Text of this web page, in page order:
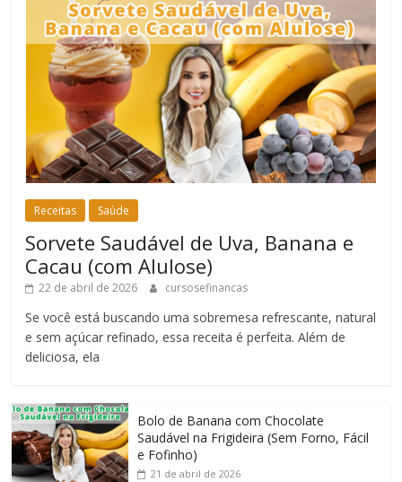
Receitas Saúde
Sorvete Saudável de Uva, Banana e
Cacau (com Alulose)
22 de abril de 2026 cursosefinancas
Se você está buscando uma sobremesa refrescante, natural
e sem açúcar refinado, essa receita é perfeita. Além de
deliciosa, ela
Bolo de Banana com Chocolate
Saudável na Frigideira (Sem Forno, Fácil
e Fofinho)
21 de abril de 2026